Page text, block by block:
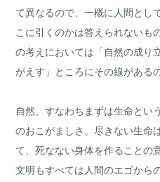
て異なるので、一概に人間とし
こに引くのかは答えられないも
の考えにおいては「自然の成り
がえす」ところにその線がある
自然、すなわちまずは生命とい
のおこがましさ。尽きない生命
て、死なない身体を作ることの
文明もすべては人間のエゴから